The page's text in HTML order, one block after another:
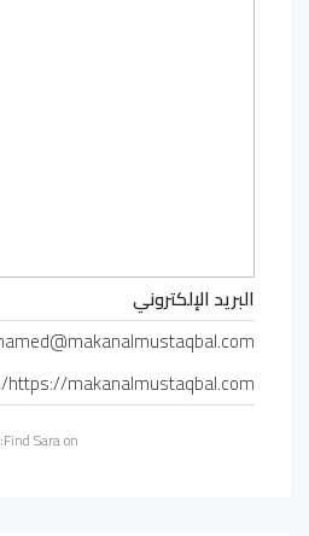
البريد الإلكتروني
https://makanalmustaqbal.com/
Find Sara on: